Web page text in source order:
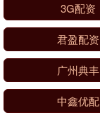
3G配资
君盈配资
广州典丰
中鑫优配